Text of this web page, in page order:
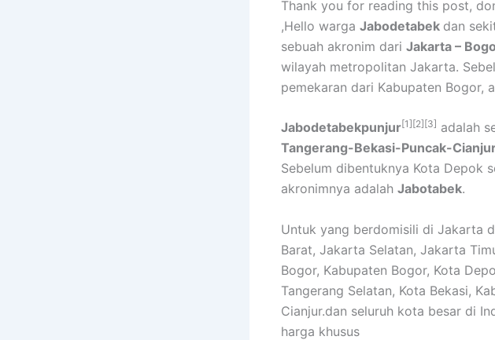
Thank you for reading this post,
,Hello warga Jabodetabek dan
sebuah akronim dari Jakarta –
wilayah metropolitan Jakarta.
pemekaran dari Kabupaten Bogor,
Jabodetabekpunjur[1] [2] [3] adalah
Tangerang-Bekasi-Puncak-
Sebelum dibentuknya Kota Depok
akronimnya adalah Jabotabek.
Untuk yang berdomisili di Jakarta
Barat, Jakarta Selatan, Jakarta
Bogor, Kabupaten Bogor, Kota
Tangerang Selatan, Kota Bekasi,
Cianjur.dan seluruh kota besar di
harga khusus